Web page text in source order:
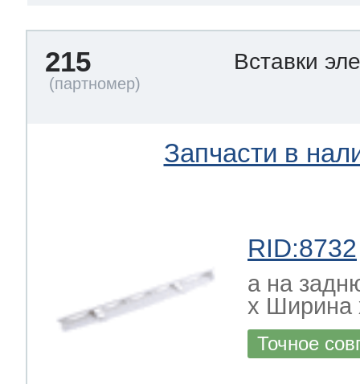
215 Вставки
Запчасти в
RID:8732
а на
х Ширина
Точное